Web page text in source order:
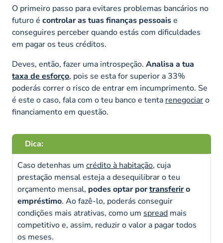
O primeiro passo para evitares problemas bancários no
futuro é controlar as tuas finanças pessoaise
conseguires perceber quando estás com dificuldades
em pagar os teus créditos.
Deves, então, fazer uma introspeção. Analisa a tua
taxa de esforço, pois se esta for superior a 33%
poderás correr o risco de entrar em incumprimento. Se
é este o caso, fala com o teu banco e tenta renegociaro
financiamento em questão.
Dica:
Caso detenhas um crédito à habitação, cuja
prestação mensal esteja a desequilibrar o teu
orçamento mensal, podes optar portransferiro
empréstimo. Ao fazê-lo, poderás conseguir
condições mais atrativas, como um spread mais
competitivo e, assim, reduzir o valor a pagar todos
os meses.